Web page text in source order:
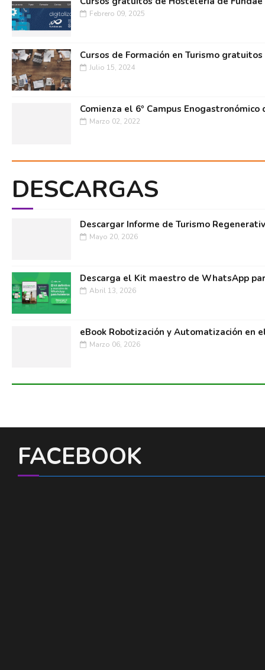
Febrero 09, 2025
Cursos de Formación en Turismo gratuitos
Julio 15, 2024
Comienza el 6º Campus Enogastronómico
Marzo 02, 2022
DESCARGAS
Descargar Informe de Turismo
Mayo 20, 2026
Descarga el Kit maestro de WhatsApp
Abril 13, 2026
eBook Robotización y Automatización en
Marzo 06, 2026
FACEBOOK